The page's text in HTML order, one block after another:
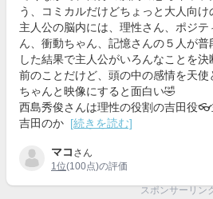
う、コミカルだけどちょっと大人向
主人公の脳内には、理性さん、ポジテ
ん、衝動ちゃん、記憶さんの５人が
した結果で主人公がいろんなことを
前のことだけど、頭の中の感情を天
ちゃんと映像にすると面白い🤣
西島秀俊さんは理性の役割の吉田役👓
吉田のか [続きを読む]
マコ さん
1位(100点)の評価
スポンサーリン